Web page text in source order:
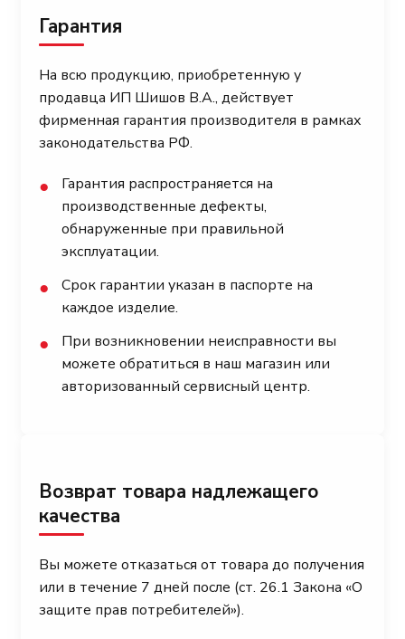
Гарантия
На всю продукцию, приобретенную у
продавца ИП Шишов В.А., действует
фирменная гарантия производителя в рамках
законодательства РФ.
●
Гарантия распространяется на
производственные дефекты,
обнаруженные при правильной
эксплуатации.
●
Срок гарантии указан в паспорте на
каждое изделие.
●
При возникновении неисправности вы
можете обратиться в наш магазин или
авторизованный сервисный центр.
Возврат товара надлежащего
качества
Вы можете отказаться от товара до получения
или в течение 7 дней после (ст. 26.1 Закона «О
защите прав потребителей»).